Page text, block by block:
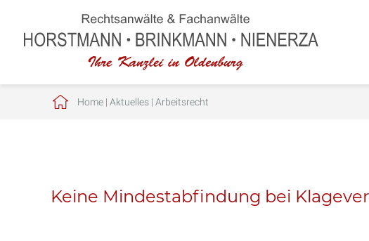
Home| Aktuelles| Arbeitsrecht
Keine Mindestabfindung bei